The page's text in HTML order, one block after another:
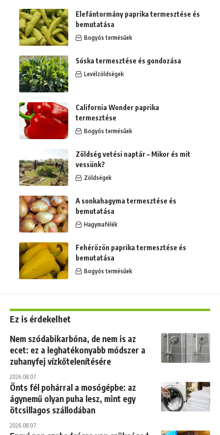
Elefántormány paprika termesztése és
bemutatása
Bogyós termésűek
Sóska termesztése és gondozása
Levélzöldségek
California Wonder paprika
termesztése
Bogyós termésűek
Zöldség vetési naptár – Mikor és mit
vessünk?
Zöldségek
A sonkahagyma termesztése és
bemutatása
Hagymafélék
Fehérözön paprika termesztése és
bemutatása
Bogyós termésűek
Ez is érdekelhet
Nem szódabikarbóna, de nem is az
ecet: ez a leghatékonyabb módszer a
zuhanyfej vízkőtelenítésére
2026.08.07.
Önts fél pohárral a mosógépbe: az
ágynemű olyan puha lesz, mint egy
ötcsillagos szállodában
2026.08.07.